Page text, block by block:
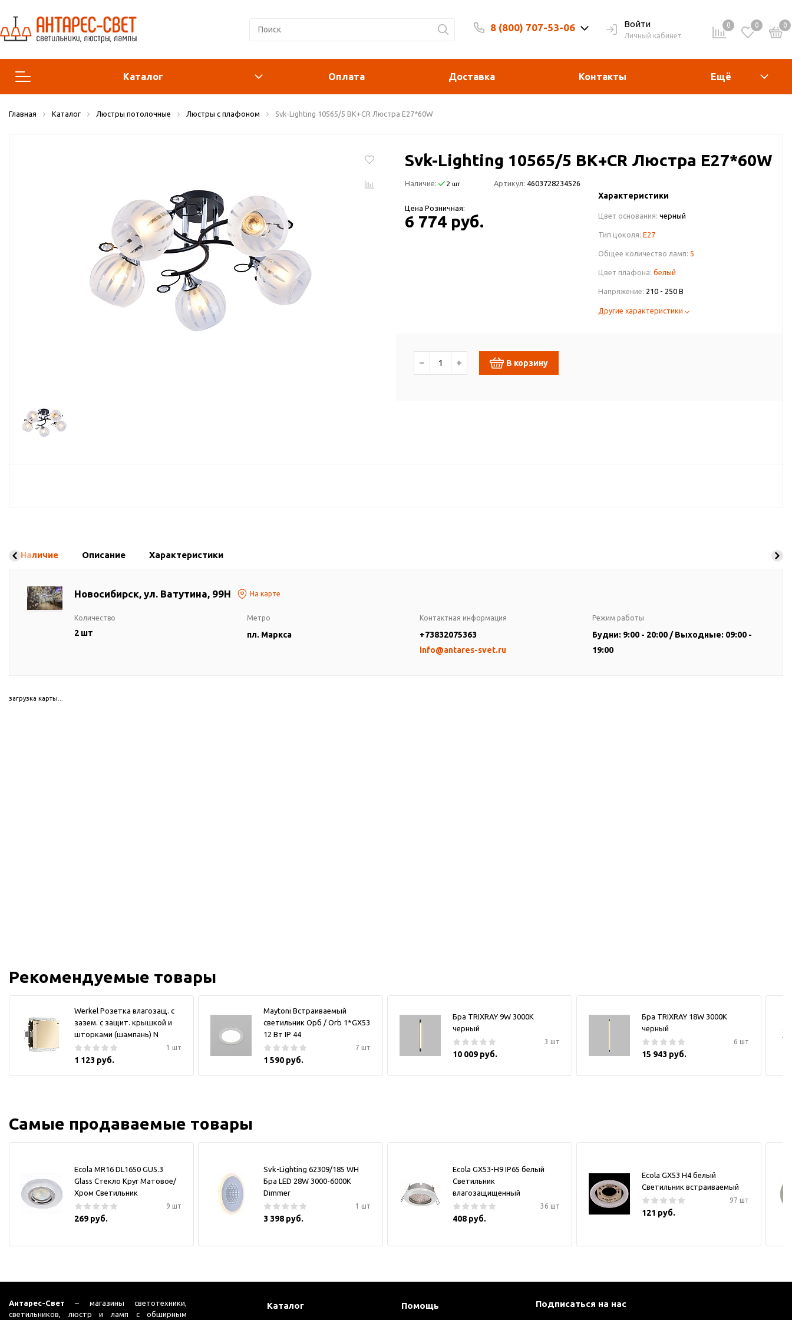
8 (800) 707-53-06 Войти
Личный кабинет
0 0 0
Каталог
Люстры и подвесы
Настольные лампы
Прожекторы
Оплата Доставка Контакты Ещё
Главная Каталог Люстры потолочные Люстры с плафоном Svk-Lighting 10565/5 BK+CR Люстра E27*60W
Svk-Lighting 10565/5 BK+CR Люстра E27*60W
Наличие: 2 шт Артикул: 4603728234526
Цена Розничная:
6 774 руб.
Характеристики
Цвет основания: черный
Тип цоколя: E27
Общее количество ламп: 5
Цвет плафона: белый
Напряжение: 210 - 250 В
Другие характеристики
− + В корзину
Наличие Описание Характеристики
Новосибирск, ул. Ватутина, 99Н На карте
Количество
2 шт
Метро
пл. Маркса
Контактная информация
+73832075363
info@antares-svet.ru
Режим работы
Будни: 9:00 - 20:00 / Выходные: 09:00 -
19:00
загрузка карты...
Рекомендуемые товары
Werkel Розетка влагозащ. с
зазем. с защит. крышкой и
шторками (шампань) N
1 шт
1 123 руб.
Maytoni Встраиваемый
светильник Орб / Orb 1*GX53
12 Вт IP 44
7 шт
1 590 руб.
Бра TRIXRAY 9W 3000К
черный
3 шт
10 009 руб.
Бра TRIXRAY 18W 3000К
черный
6 шт
15 943 руб.
Самые продаваемые товары
Ecola MR16 DL1650 GU5.3
Glass Стекло Круг Матовое/
Хром Светильник
9 шт
269 руб.
Svk-Lighting 62309/185 WH
Бра LED 28W 3000-6000K
Dimmer
1 шт
3 398 руб.
Ecola GX53-H9 IP65 белый
Светильник
влагозащищенный
36 шт
408 руб.
Ecola GX53 H4 белый
Светильник встраиваемый
97 шт
121 руб.
Антарес-Свет – магазины светотехники,
светильников, люстр и ламп с обширным
Каталог Помощь Подписаться на нас